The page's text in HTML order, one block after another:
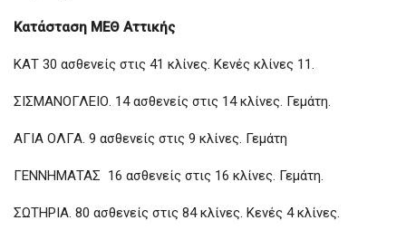
Κατάσταση ΜΕΘ Αττικής
ΚΑΤ 30 ασθενείς στις 41 κλίνες. Κενές κλίνες 11.
ΣΙΣΜΑΝΟΓΛΕΙΟ. 14 ασθενείς στις 14 κλίνες. Γεμάτη.
ΑΓΙΑ ΟΛΓΑ. 9 ασθενείς στις 9 κλίνες. Γεμάτη
ΓΕΝΝΗΜΑΤΑΣ 16 ασθενείς στις 16 κλίνες. Γεμάτη.
ΣΩΤΗΡΙΑ. 80 ασθενείς στις 84 κλίνες. Κενές 4 κλίνες.